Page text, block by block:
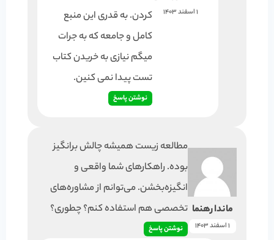
1 اسفند 1403
کردن. به قدری این منبع
کامل و جامعه که به جرات
میگم نیازی به خریدن کتاب
تست پیدا نمی کنین.
نوشتن پاسخ
ماندا رهنما
1 اسفند 1403
مطالعه زیست همیشه چالش برانگیز
بوده. راهکارهای شما واقعی و
انگیزه‌بخشن. می‌توانم از مشاوره‌های
تخصصی هم استفاده کنم؟ چطوری؟
نوشتن پاسخ